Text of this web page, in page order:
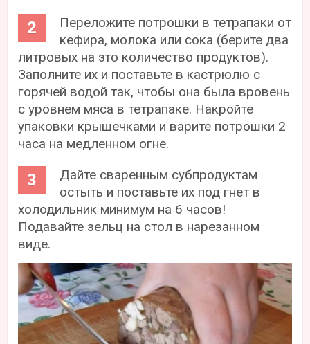
Переложите потрошки в тетрапаки от
кефира, молока или сока (берите два
литровых на это количество продуктов).
Заполните их и поставьте в кастрюлю с
горячей водой так, чтобы она была вровень
с уровнем мяса в тетрапаке. Накройте
упаковки крышечками и варите потрошки 2
часа на медленном огне.
Дайте сваренным субпродуктам
остыть и поставьте их под гнет в
холодильник минимум на 6 часов!
Подавайте зельц на стол в нарезанном
виде.